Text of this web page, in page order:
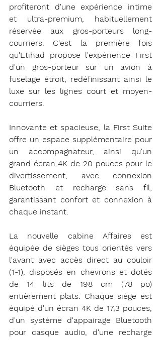
profiteront d'une expérience intime
et ultra-premium, habituellement
réservée aux gros-porteurs long-
courriers. C'est la première fois
qu'Etihad propose l'expérience First
d'un gros-porteur sur un avion à
fuselage étroit, redéfinissant ainsi le
luxe sur les lignes court et moyen-
courriers.
Innovante et spacieuse, la First Suite
offre un espace supplémentaire pour
un accompagnateur, ainsi qu'un
grand écran 4K de 20 pouces pour le
divertissement, avec connexion
Bluetooth et recharge sans fil,
garantissant confort et connexion à
chaque instant.
La nouvelle cabine Affaires est
équipée de sièges tous orientés vers
l'avant avec accès direct au couloir
(1-1), disposés en chevrons et dotés
de 14 lits de 198 cm (78 po)
entièrement plats. Chaque siège est
équipé d'un écran 4K de 17,3 pouces,
d'un système d'appairage Bluetooth
pour casque audio, d'une recharge